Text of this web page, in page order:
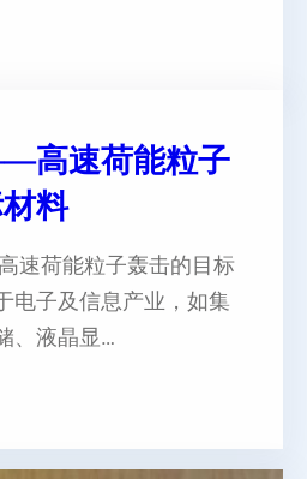
高速荷能粒子
料
速荷能粒子轰击的目标
电子及信息产业，如集
、液晶显…